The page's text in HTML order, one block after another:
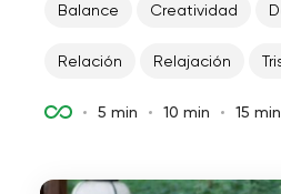
Balance Creatividad
Relación Relajación
5 min 10 min 15 min